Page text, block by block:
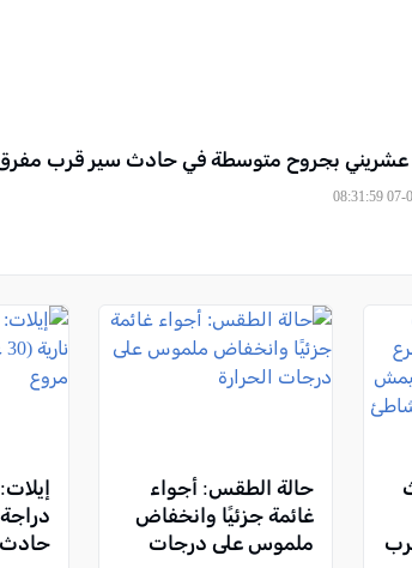
بجروح متوسطة في حادث سير قرب مفرق
حالة الطقس: أجواء
غائمة جزئيًا وانخفاض
ملموس على درجات